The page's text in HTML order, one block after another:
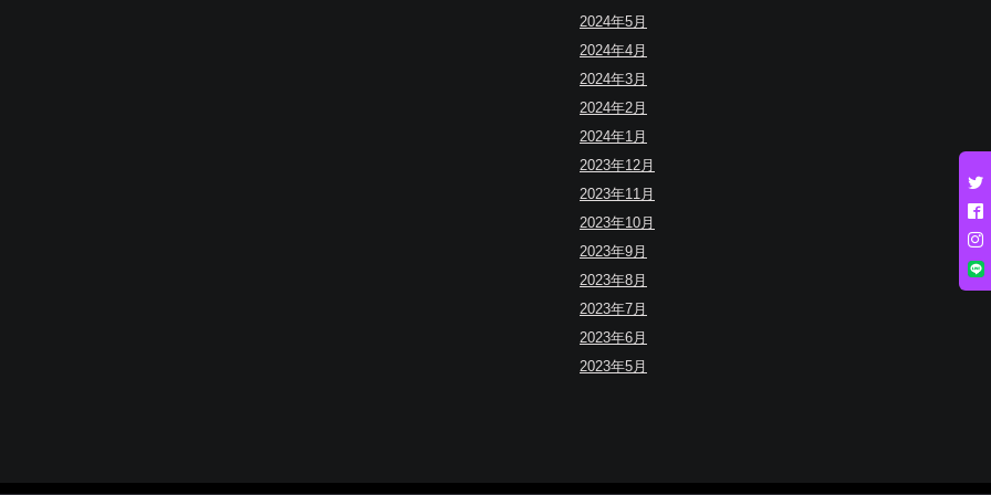
2024年5月
2024年4月
2024年3月
2024年2月
2024年1月
2023年12月
2023年11月
2023年10月
2023年9月
2023年8月
2023年7月
2023年6月
2023年5月